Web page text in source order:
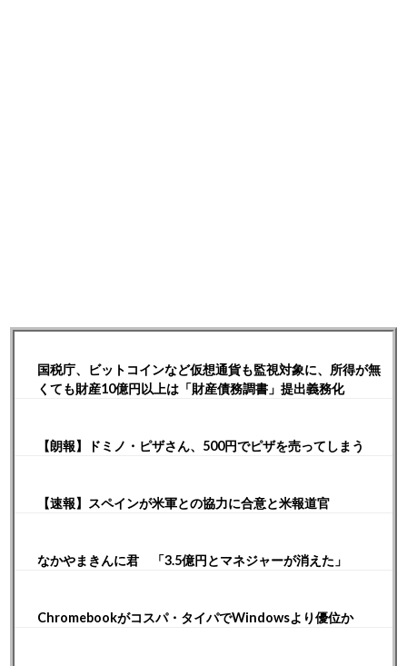
国税庁、ビットコインなど仮想通貨も監視対象に、所得が無
くても財産10億円以上は「財産債務調書」提出義務化
【朗報】ドミノ・ピザさん、500円でピザを売ってしまう
【速報】スペインが米軍との協力に合意と米報道官
なかやまきんに君 「3.5億円とマネジャーが消えた」
Chromebookがコスパ・タイパでWindowsより優位か